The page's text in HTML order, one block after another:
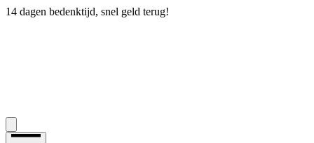
14 dagen bedenktijd, snel geld terug!